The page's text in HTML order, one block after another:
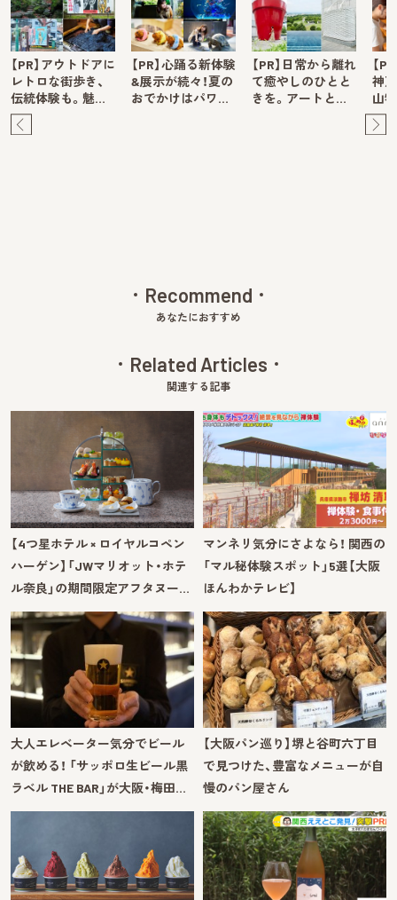
【PR】アウトドアに
レトロな街歩き、
伝統体験も。魅…
【PR】心踊る新体験
&展示が続々！夏の
おでかけはパワ…
【PR】日常から離れ
て癒やしのひとと
きを。アートと…
【
神
山
Recommend
あなたにおすすめ
Related Articles
関連する記事
【4つ星ホテル × ロイヤルコペン
ハーゲン】「JWマリオット・ホテ
ル奈良」の期間限定アフタヌー…
マンネリ気分にさよなら！ 関西の
「マル秘体験スポット」5選【大阪
ほんわかテレビ】
大人エレベーター気分でビール
が飲める！ 「サッポロ生ビール黒
ラベル THE BAR」が大阪・梅田…
【大阪パン巡り】堺と谷町六丁目
で見つけた、豊富なメニューが自
慢のパン屋さん